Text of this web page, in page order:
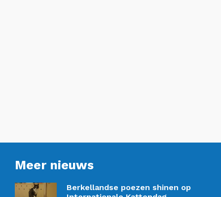
Meer nieuws
Berkellandse poezen shinen op